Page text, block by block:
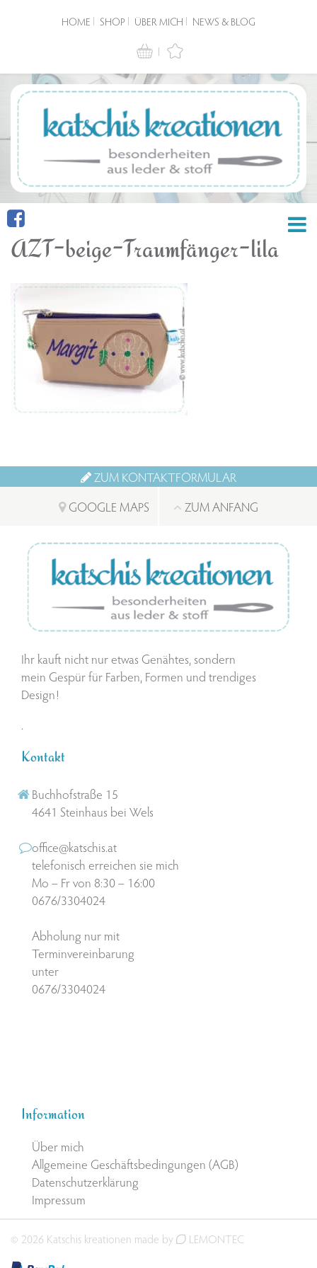
HOME SHOP ÜBER MICH NEWS & BLOG
AZT-beige-Traumfänger-lila
ZUM KONTAKTFORMULAR
GOOGLE MAPS
ZUM ANFANG
Ihr kauft nicht nur etwas Genähtes, sondern
mein Gespür für Farben, Formen und trendiges
Design!
.
Kontakt
Buchhofstraße 15
4641 Steinhaus bei Wels
office@katschis.at
telefonisch erreichen sie mich
Mo – Fr von 8:30 – 16:00
0676/3304024
Abholung nur mit
Terminvereinbarung
unter
0676/3304024
Information
Über mich
Allgemeine Geschäftsbedingungen (AGB)
Datenschutzerklärung
Impressum
© 2026 Katschis kreationen made by LEMONTEC